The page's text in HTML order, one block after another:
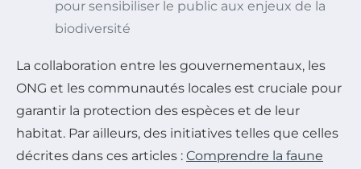
pour sensibiliser le public aux enjeux de la
biodiversité
La collaboration entre les gouvernementaux, les
ONG et les communautés locales est cruciale pour
garantir la protection des espèces et de leur
habitat. Par ailleurs, des initiatives telles que celles
décrites dans ces articles : Comprendre la faune